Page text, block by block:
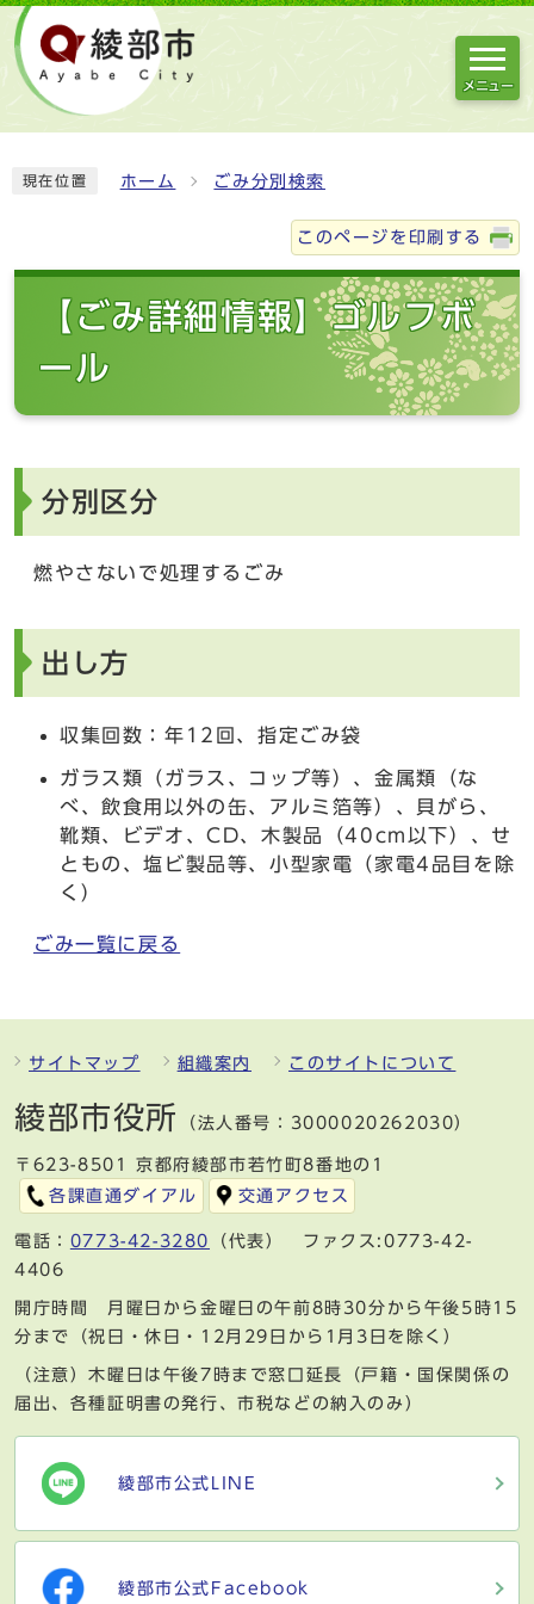
メニュー
現在位置 ホーム ごみ分別検索
このページを印刷する
【ごみ詳細情報】ゴルフボ
ール
分別区分
燃やさないで処理するごみ
出し方
収集回数：年12回、指定ごみ袋
ガラス類（ガラス、コップ等）、金属類（な
べ、飲食用以外の缶、アルミ箔等）、貝がら、
靴類、ビデオ、CD、木製品（40cm以下）、せ
ともの、塩ビ製品等、小型家電（家電4品目を除
く）
ごみ一覧に戻る
サイトマップ 組織案内 このサイトについて
綾部市役所 （法人番号：3000020262030）
〒623-8501 京都府綾部市若竹町8番地の1
各課直通ダイアル
交通アクセス
電話： 0773-42-3280
（代表） ファクス:0773-42-
4406
開庁時間 月曜日から金曜日の午前8時30分から午後5時15
分まで（祝日・休日・12月29日から1月3日を除く）
（注意）木曜日は午後7時まで窓口延長（戸籍・国保関係の
届出、各種証明書の発行、市税などの納入のみ）
綾部市公式LINE
綾部市公式Facebook